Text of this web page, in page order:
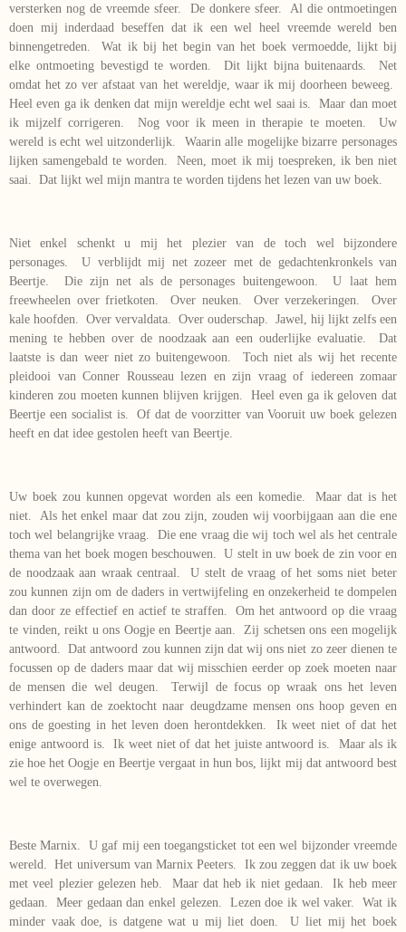
versterken nog de vreemde sfeer. De donkere sfeer. Al die ontmoetingen
doen mij inderdaad beseffen dat ik een wel heel vreemde wereld ben
binnengetreden. Wat ik bij het begin van het boek vermoedde, lijkt bij
elke ontmoeting bevestigd te worden. Dit lijkt bijna buitenaards. Net
omdat het zo ver afstaat van het wereldje, waar ik mij doorheen beweeg.
Heel even ga ik denken dat mijn wereldje echt wel saai is. Maar dan moet
ik mijzelf corrigeren. Nog voor ik meen in therapie te moeten. Uw
wereld is echt wel uitzonderlijk. Waarin alle mogelijke bizarre personages
lijken samengebald te worden. Neen, moet ik mij toespreken, ik ben niet
saai. Dat lijkt wel mijn mantra te worden tijdens het lezen van uw boek.
Niet enkel schenkt u mij het plezier van de toch wel bijzondere
personages. U verblijdt mij net zozeer met de gedachtenkronkels van
Beertje. Die zijn net als de personages buitengewoon. U laat hem
freewheelen over frietkoten. Over neuken. Over verzekeringen. Over
kale hoofden. Over vervaldata. Over ouderschap. Jawel, hij lijkt zelfs een
mening te hebben over de noodzaak aan een ouderlijke evaluatie. Dat
laatste is dan weer niet zo buitengewoon. Toch niet als wij het recente
pleidooi van Conner Rousseau lezen en zijn vraag of iedereen zomaar
kinderen zou moeten kunnen blijven krijgen. Heel even ga ik geloven dat
Beertje een socialist is. Of dat de voorzitter van Vooruit uw boek gelezen
heeft en dat idee gestolen heeft van Beertje.
Uw boek zou kunnen opgevat worden als een komedie. Maar dat is het
niet. Als het enkel maar dat zou zijn, zouden wij voorbijgaan aan die ene
toch wel belangrijke vraag. Die ene vraag die wij toch wel als het centrale
thema van het boek mogen beschouwen. U stelt in uw boek de zin voor en
de noodzaak aan wraak centraal. U stelt de vraag of het soms niet beter
zou kunnen zijn om de daders in vertwijfeling en onzekerheid te dompelen
dan door ze effectief en actief te straffen. Om het antwoord op die vraag
te vinden, reikt u ons Oogje en Beertje aan. Zij schetsen ons een mogelijk
antwoord. Dat antwoord zou kunnen zijn dat wij ons niet zo zeer dienen te
focussen op de daders maar dat wij misschien eerder op zoek moeten naar
de mensen die wel deugen. Terwijl de focus op wraak ons het leven
verhindert kan de zoektocht naar deugdzame mensen ons hoop geven en
ons de goesting in het leven doen herontdekken. Ik weet niet of dat het
enige antwoord is. Ik weet niet of dat het juiste antwoord is. Maar als ik
zie hoe het Oogje en Beertje vergaat in hun bos, lijkt mij dat antwoord best
wel te overwegen.
Beste Marnix. U gaf mij een toegangsticket tot een wel bijzonder vreemde
wereld. Het universum van Marnix Peeters. Ik zou zeggen dat ik uw boek
met veel plezier gelezen heb. Maar dat heb ik niet gedaan. Ik heb meer
gedaan. Meer gedaan dan enkel gelezen. Lezen doe ik wel vaker. Wat ik
minder vaak doe, is datgene wat u mij liet doen. U liet mij het boek